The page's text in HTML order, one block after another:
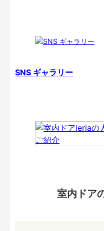
SNS ギャラリー
室内ドア